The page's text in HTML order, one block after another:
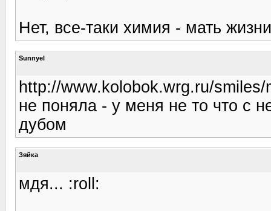
Нет, все-таки химия - мать
Sunnyel
http://www.kolobok.wrg.ru/
не поняла - у меня не то что с
дубом
Зяйка
мдя... :roll: